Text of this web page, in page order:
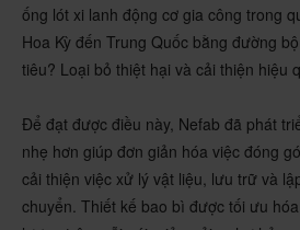
ống lót xi lanh động cơ gia công trong
Hoa Kỳ đến Trung Quốc bằng đường
tiêu? Loại bỏ thiệt hại và cải thiện hiệu
Để đạt được điều này, Nefab đã phát
nhẹ hơn giúp đơn giản hóa việc đóng
cải thiện việc xử lý vật liệu, lưu trữ và
chuyển. Thiết kế bao bì được tối ưu